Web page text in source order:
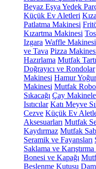
Beyaz Eşya Yedek
Küçük Ev Aletleri
Patlatma Makinesi
Kızartma Makinesi
Izgara Waffle Makinesi
ve Tava Pizza
Hazırlama Mutfak
Doğrayıcı ve Rondolar
Makinesi Hamur
Makinesi Mutfak
Sıkacağı Çay
Isıtıcılar Katı Meyve
Cezve Küçük Ev
Aksesuarları Mutfak
Kaydırmaz Mutfak
Seramik ve Fayansları
Saklama ve Karıştırma
Bonesi ve Kapağı
Beslenme Kutusu